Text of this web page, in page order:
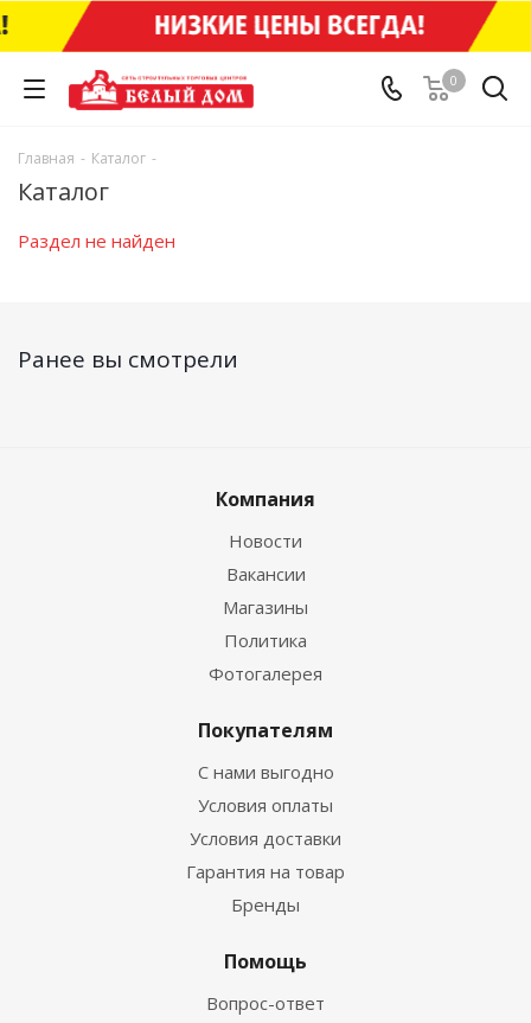
0
Главная - Каталог -
Каталог
Раздел не найден
Ранее вы смотрели
Компания
Новости
Вакансии
Магазины
Политика
Фотогалерея
Покупателям
С нами выгодно
Условия оплаты
Условия доставки
Гарантия на товар
Бренды
Помощь
Вопрос-ответ